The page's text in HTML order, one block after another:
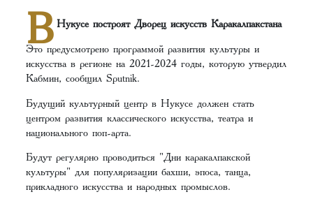
В Нукусе построят Дворец искусств Каракалпакстана
Это предусмотрено программой развития культуры и
искусства в регионе на 2021-2024 годы, которую утвердил
Кабмин, сообщил Sputnik.
Будущий культурный центр в Нукусе должен стать
центром развития классического искусства, театра и
национального поп-арта.
Будут регулярно проводиться "Дни каракалпакской
культуры" для популяризации бахши, эпоса, танца,
прикладного искусства и народных промыслов.